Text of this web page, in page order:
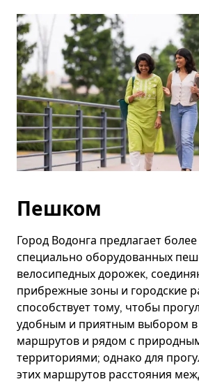
Пешком
Город Водонга предлагает
специально оборудованных
велосипедных дорожек,
прибрежные зоны и городские
способствует тому, чтобы
удобным и приятным выбором в
маршрутов и рядом с
территориями; однако для
этих маршрутов расстояния